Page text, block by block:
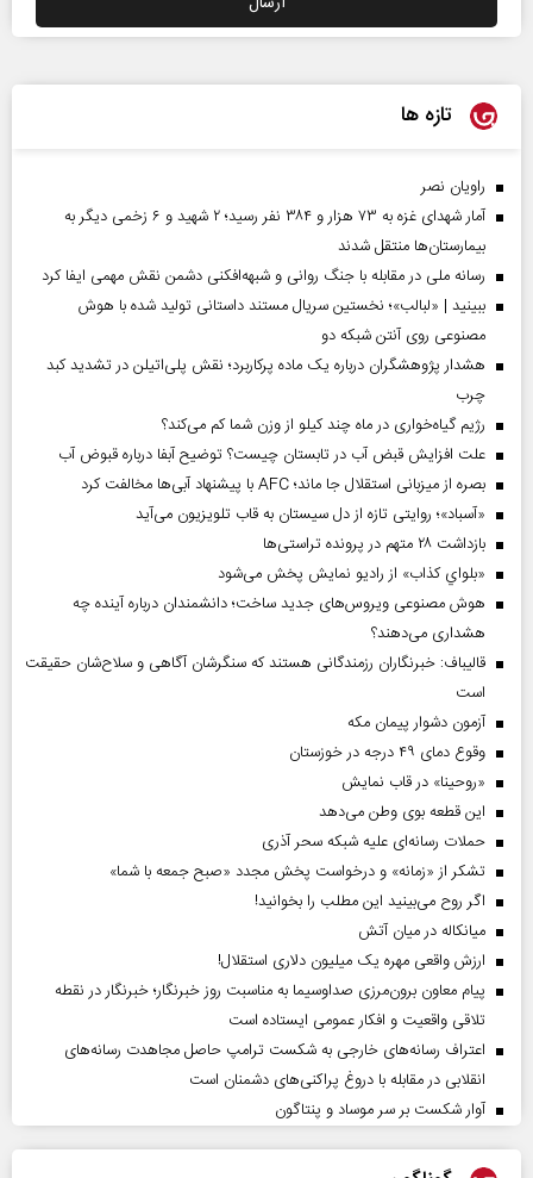
تازه ها
راویان نصر
آمار شهدای غزه به ۷۳ هزار و ۳۸۴ نفر رسید؛ ۲ شهید و ۶ زخمی دیگر به
بیمارستان‌ها منتقل شدند
رسانه ملی در مقابله با جنگ روانی و شبهه‌افکنی دشمن نقش مهمی ایفا کرد
ببینید | «لبالب»؛ نخستین سریال مستند داستانی تولید شده با هوش
مصنوعی روی آنتن شبکه دو
هشدار پژوهشگران درباره یک ماده پرکاربرد؛ نقش پلی‌اتیلن در تشدید کبد
چرب
رژیم گیاه‌خواری در ماه چند کیلو از وزن شما کم می‌کند؟
علت افزایش قبض آب در تابستان چیست؟ توضیح آبفا درباره قبوض آب
بصره از میزبانی استقلال جا ماند؛ AFC با پیشنهاد آبی‌ها مخالفت کرد
«آسباد»؛ روایتی تازه از دل سیستان به قاب تلویزیون می‌آید
بازداشت ۲۸ متهم در پرونده تراستی‌ها
«بلواي کذاب» از رادیو نمایش پخش می‌شود
هوش مصنوعی ویروس‌های جدید ساخت؛ دانشمندان درباره آینده چه
هشداری می‌دهند؟
قالیباف: خبرنگاران رزمندگانی هستند که سنگرشان آگاهی و سلاح‌شان حقیقت
است
آزمون دشوار پیمان مکه
وقوع دمای ۴۹ درجه در خوزستان
«روحینا» در قاب نمایش
این قطعه بوی وطن می‌دهد
حملات رسانه‌ای علیه شبکه سحر آذری
تشکر از «زمانه» و درخواست پخش مجدد «صبح جمعه با شما»
اگر روح می‌بینید این مطلب را بخوانید!
میانکاله در میان آتش
ارزش واقعی مهره یک میلیون دلاری استقلال!
پیام معاون برون‌مرزی صداوسیما به مناسبت روز خبرنگار؛ خبرنگار در نقطه
تلاقی واقعیت و افکار عمومی ایستاده است
اعتراف رسانه‌های خارجی به شکست ترامپ حاصل مجاهدت رسانه‌های
انقلابی در مقابله با دروغ پراکنی‌های دشمنان است
آوار شکست بر سر موساد و پنتاگون